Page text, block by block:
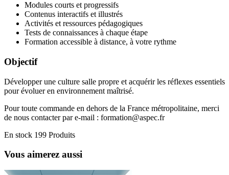
Modules courts et progressifs
Contenus interactifs et illustrés
Activités et ressources pédagogiques
Tests de connaissances à chaque étape
Formation accessible à distance, à votre rythme
Objectif
Développer une culture salle propre et acquérir les réflexes essentiels
pour évoluer en environnement maîtrisé.
Pour toute commande en dehors de la France métropolitaine, merci
de nous contacter par e-mail : formation@aspec.fr
En stock 199 Produits
Vous aimerez aussi